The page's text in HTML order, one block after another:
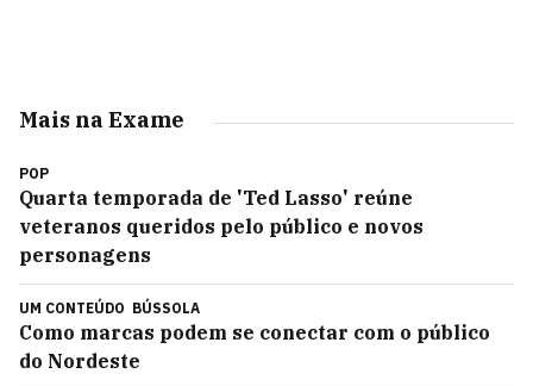
Mais na Exame
POP
Quarta temporada de 'Ted Lasso' reúne
veteranos queridos pelo público e novos
personagens
UM CONTEÚDO BÚSSOLA
Como marcas podem se conectar com o público
do Nordeste